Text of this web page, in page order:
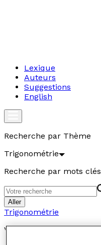
Lexique
Auteurs
Suggestions
English
Recherche par Thème
Trigonométrie
Recherche par mots clés
Aller
Trigonométrie
Variation